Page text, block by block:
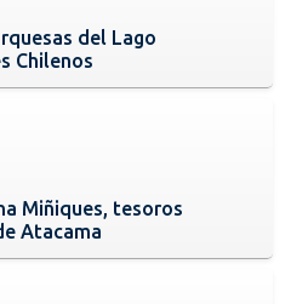
del Lago
Chilenos
Miñiques, tesoros
Atacama